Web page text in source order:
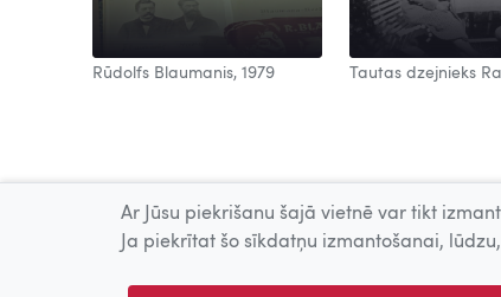
Rūdolfs Blaumanis, 1979 Tautas dzejnieks
Ar Jūsu piekrišanu šajā vietnē var tikt
Ja piekrītat šo sīkdatņu izmantošanai,